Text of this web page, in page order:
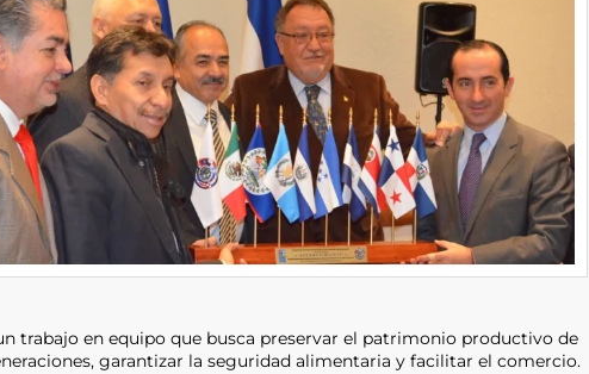
trabajo en equipo que busca preservar el patrimonio productivo de
garantizar la seguridad alimentaria y facilitar el comercio.